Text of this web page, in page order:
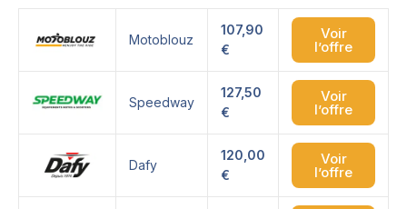
Motoblouz
107,90
€
Voir
l’offre
Speedway
127,50
€
Voir
l’offre
Dafy
120,00
€
Voir
l’offre